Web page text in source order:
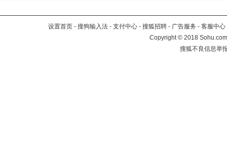
设置首页 - 搜狗输入法 - 支付中心 - 搜狐招聘 - 广告服务 - 客服中心
Copyright©2018
搜狐不良信息举